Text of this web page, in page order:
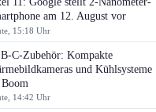
am 12. August vor
15:18 Uhr
C-Zubehör: Kompakte
und Kühlsysteme
14:42 Uhr